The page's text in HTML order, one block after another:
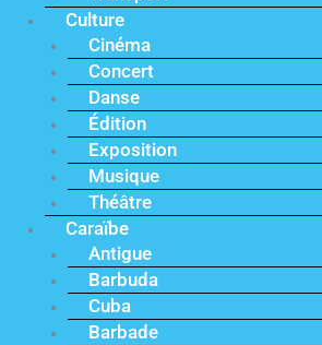
Culture
Cinéma
Concert
Danse
Édition
Exposition
Musique
Théâtre
Caraïbe
Antigue
Barbuda
Cuba
Barbade